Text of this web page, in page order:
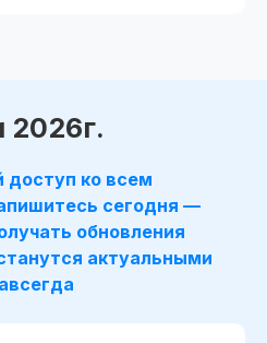
2026г.
доступ ко всем
сегодня —
обновления
актуальными